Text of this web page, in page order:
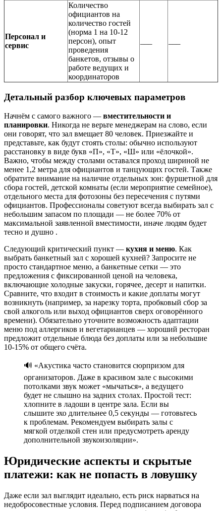
Персонал и
сервис
Количество
официантов на
количество гостей
(норма 1 на 10-12
персон), опыт
проведения
банкетов, отзывы о
работе ведущих и
координаторов
Детальный разбор ключевых параметров
Начнём с самого важного — вместительности и
планировки. Никогда не верьте менеджерам на слово, если
они говорят, что зал вмещает 80 человек. Приезжайте и
представьте, как будут стоять столы: обычно используют
расстановку в виде букв «П», «Т», «Ш» или «ёлочкой».
Важно, чтобы между столами оставался проход шириной не
менее 1,2 метра для официантов и танцующих гостей. Также
обратите внимание на наличие отдельных зон: фуршетной для
сбора гостей, детской комнаты (если мероприятие семейное),
отдельного места для фотозоны без пересечения с путями
официантов. Профессионалы советуют всегда выбирать зал с
небольшим запасом по площади — не более 70% от
максимальной заявленной вместимости, иначе людям будет
тесно и душно .
Следующий критический пункт — кухня и меню. Как
выбрать банкетный зал с хорошей кухней? Запросите не
просто стандартное меню, а банкетные сетки — это
предложения с фиксированной ценой на человека,
включающие холодные закуски, горячее, десерт и напитки.
Сравните, что входит в стоимость и какие доплаты могут
возникнуть (например, за нарезку торта, пробковый сбор за
свой алкоголь или выход официантов сверх оговорённого
времени). Обязательно уточните возможность адаптации
меню под аллергиков и вегетарианцев — хороший ресторан
предложит отдельные блюда без доплаты или за небольшие
10-15% от общего счёта.
🔊 «Акустика часто становится сюрпризом для
организаторов. Даже в красивом зале с высокими
потолками звук может «мычаться», а ведущего
будет не слышно на задних столах. Простой тест:
хлопните в ладоши в центре зала. Если вы
слышите эхо длительнее 0,5 секунды — готовьтесь
к проблемам. Рекомендуем выбирать залы с
мягкой отделкой стен или предусмотреть аренду
дополнительной звукоизоляции».
Юридические аспекты и скрытые
платежи: как не попасть в ловушку
Даже если зал выглядит идеально, есть риск нарваться на
недобросовестные условия. Перед подписанием договора